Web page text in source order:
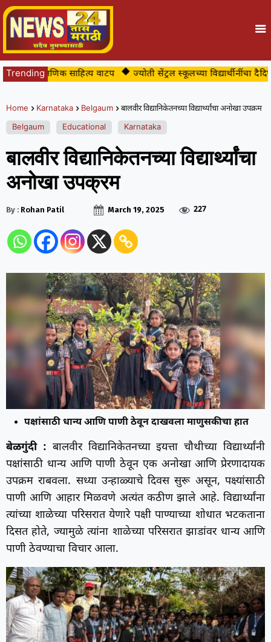
Trending
शैक्षणिक साहित्य वाटप ज्योती सेंट्रल स्कूलच्या विद्यार्थीनींचा
Home Karnataka Belgaum
बालवीर विद्यानिकेतनच्या विद्यार्थ्यांचा अनोखा उपक्रम
Belgaum
Educational Karnataka
बालवीर विद्यानिकेतनच्या विद्यार्थ्यांचा
अनोखा उपक्रम
By : Rohan Patil March 19, 2025 227
पक्षांसाठी धान्य आणि पाणी ठेवून दाखवला माणुसकीचा हात
बेळगुंदी : बालवीर विद्यानिकेतनच्या इयत्ता चौथीच्या विद्यार्थ्यांनी
पक्षांसाठी धान्य आणि पाणी ठेवून एक अनोखा आणि प्रेरणादायक
उपक्रम राबवला. सध्या उन्हाळ्याचे दिवस सुरू असून, पक्ष्यांसाठी
पाणी आणि आहार मिळवणे अत्यंत कठीण झाले आहे. विद्यार्थ्यांना
त्यांच्या शाळेच्या परिसरात येणारे पक्षी पाण्याच्या शोधात भटकताना
दिसत होते, ज्यामुळे त्यांना शाळेच्या परिसरात झाडांवर धान्य आणि
पाणी ठेवण्याचा विचार आला.